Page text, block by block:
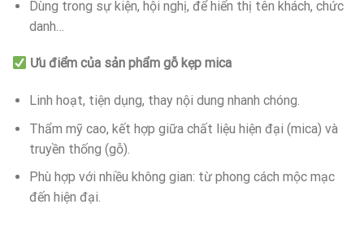
Dùng trong sự kiện, hội nghị, để hiển thị tên khách, chức
danh…
Ưu điểm của sản phẩm gỗ kẹp mica
Linh hoạt, tiện dụng, thay nội dung nhanh chóng.
Thẩm mỹ cao, kết hợp giữa chất liệu hiện đại (mica) và
truyền thống (gỗ).
Phù hợp với nhiều không gian: từ phong cách mộc mạc
đến hiện đại.